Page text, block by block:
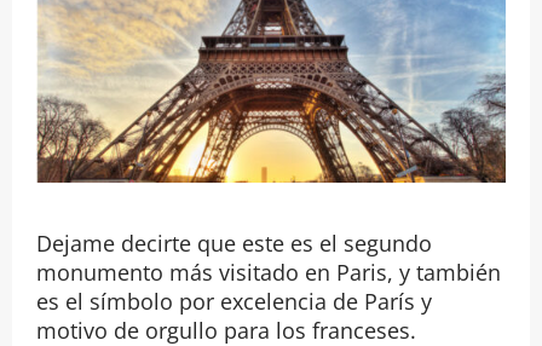
Dejame decirte que este es el segundo
monumento más visitado en Paris, y también
es el símbolo por excelencia de París y
motivo de orgullo para los franceses.